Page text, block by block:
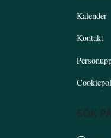
Kalender
Kontakt
SÖK